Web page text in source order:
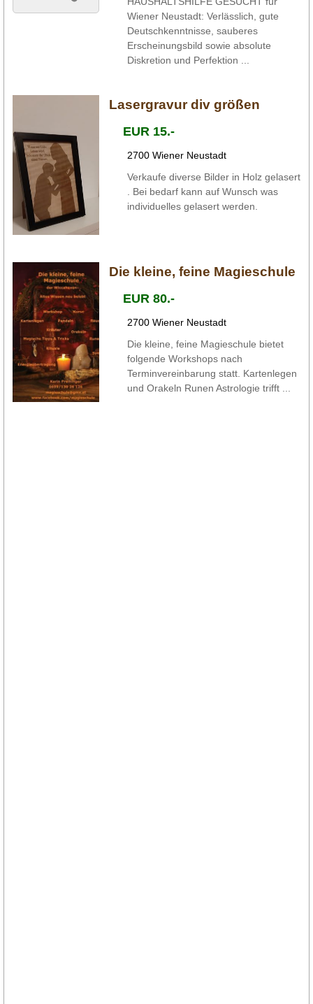
Wiener Neustadt: Verlässlich, gute
Deutschkenntnisse, sauberes
Erscheinungsbild sowie absolute
Diskretion und Perfektion ...
Lasergravur div größen
EUR 15.-
2700 Wiener Neustadt
Verkaufe diverse Bilder in Holz gelasert
. Bei bedarf kann auf Wunsch was
individuelles gelasert werden.
Die kleine, feine Magieschule
EUR 80.-
2700 Wiener Neustadt
Die kleine, feine Magieschule bietet
folgende Workshops nach
Terminvereinbarung statt. Kartenlegen
und Orakeln Runen Astrologie trifft ...